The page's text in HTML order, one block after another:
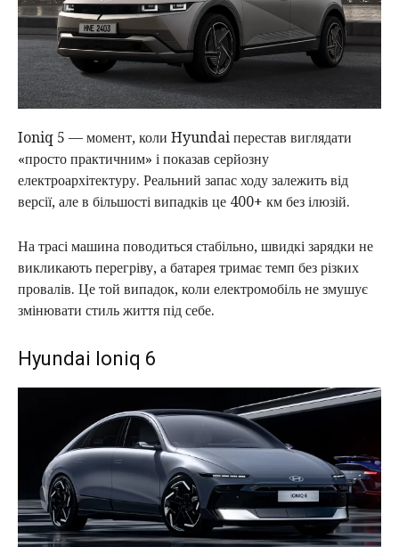
Ioniq 5 — момент, коли Hyundai перестав виглядати
«просто практичним» і показав серйозну
електроархітектуру. Реальний запас ходу залежить від
версії, але в більшості випадків це 400+ км без ілюзій.
На трасі машина поводиться стабільно, швидкі зарядки не
викликають перегріву, а батарея тримає темп без різких
провалів. Це той випадок, коли електромобіль не змушує
змінювати стиль життя під себе.
Hyundai Ioniq 6